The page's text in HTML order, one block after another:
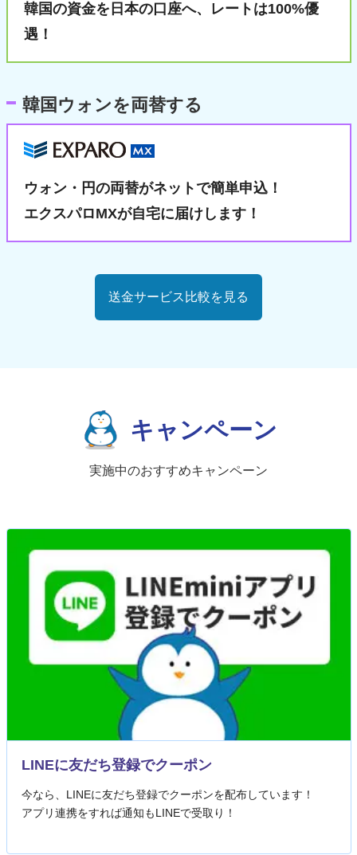
韓国の資金を日本の口座へ、
レートは100%優
遇！
韓国ウォンを両替する
ウォン・円の両替がネットで簡単申込！
エクスパロMXが自宅に届けします！
送金サービス比較を見る
キャンペーン
実施中のおすすめキャンペーン
LINEに友だち登録でクーポン
今なら、LINEに友だち登録でクーポンを配布しています！
アプリ連携をすれば通知もLINEで受取り！